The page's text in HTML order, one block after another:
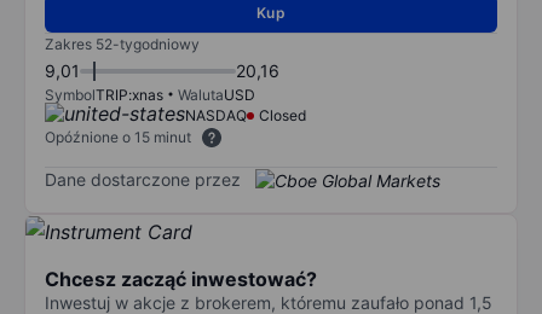
Kup
Zakres 52-tygodniowy
9,01 20,16
SymbolTRIP:xnas WalutaUSD
NASDAQ
Closed
Opóźnione o 15 minut
Dane dostarczone przez
Chcesz zacząć inwestować?
Inwestuj w akcje z brokerem, któremu zaufało ponad 1,5